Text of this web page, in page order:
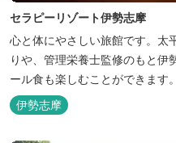
セラピーリゾート伊勢志摩
心と体にやさしい旅館です。太
りや、管理栄養士監修のもと伊
ール食も楽しむことができます。
伊勢志摩